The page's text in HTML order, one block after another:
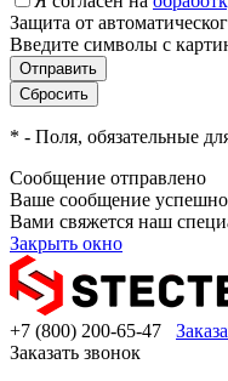
Защита от
Введите символы с
* - Поля, обязательные
Сообщение отправлено
Ваше сообщение
Вами свяжется наш
Закрыть окно
+7 (800) 200-65-47
Заказать звонок